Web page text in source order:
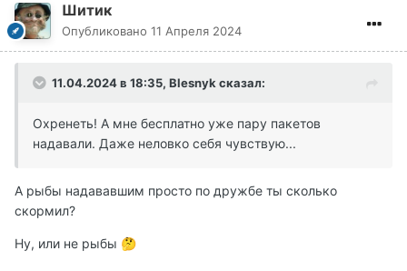
Шитик
Опубликовано 11 Апреля 2024
11.04.2024 в 18:35, Blesnykсказал:
Охренеть! А мне бесплатно уже пару пакетов
надавали. Даже неловко себя чувствую...
А рыбы надававшим просто по дружбе ты сколько
скормил?
Ну, или не рыбы 🤔